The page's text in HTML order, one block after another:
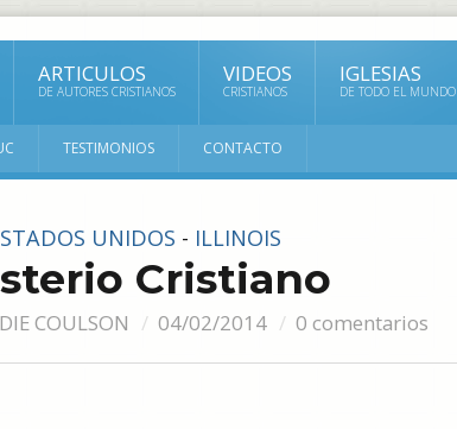
ARTICULOS
DE AUTORES CRISTIANOS
VIDEOS
CRISTIANOS
IGLESIAS
DE TODO EL MUNDO
TESTIMONIOS CONTACTO
UNIDOS - ILLINOIS
Cristiano
COULSON 04/02/2014 0 comentarios